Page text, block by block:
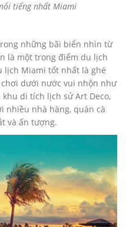
tiếng nhất Miami
những bãi biển nhìn từ
là một trong điểm du lịch
lịch Miami tốt nhất là ghé
dưới nước vui nhộn như
di tích lịch sử Art Deco,
nhiều nhà hàng, quán cà
và ấn tượng.